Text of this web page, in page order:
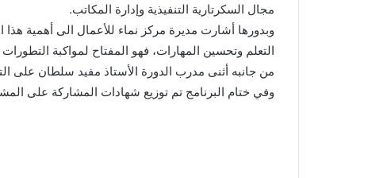
مجال السكرتارية التنفيذية وإدارة المكاتب.
وبدورها أشارت مديرة مركز نماء للأعمال الى أهمية
التعلم وتحسين المهارات، فهو المفتاح لمواكبة
من جانبه أثنى مدرب الدورة الأستاذ مفيد سلطان على
وفي ختام البرنامج تم توزيع شهادات المشاركة على